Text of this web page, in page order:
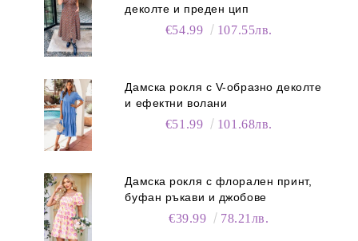
деколте и преден цип
€54.99 107.55лв.
Дамска рокля с V-образно деколте
и ефектни волани
€51.99 101.68лв.
Дамска рокля с флорален принт,
буфан ръкави и джобове
€39.99 78.21лв.